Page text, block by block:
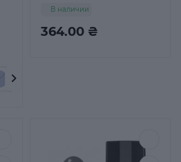
364.00 ₴
В наличии